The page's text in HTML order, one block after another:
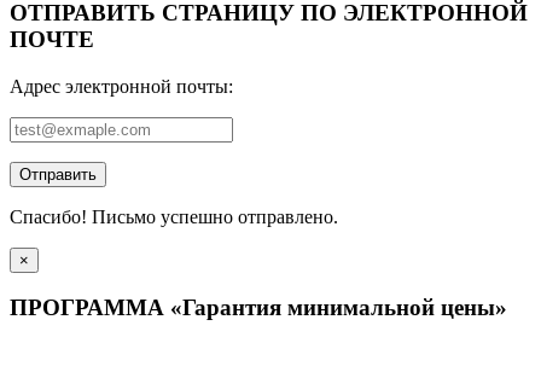
ОТПРАВИТЬ СТРАНИЦУ ПО ЭЛЕКТРОННОЙ
ПОЧТЕ
Адрес электронной почты:
Отправить
Спасибо! Письмо успешно отправлено.
×
ПРОГРАММА «Гарантия минимальной цены»